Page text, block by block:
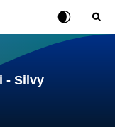
menu Rubah Posisi
Tombol
- Silvy